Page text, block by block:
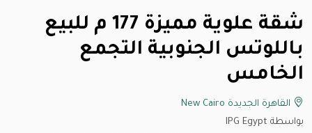
شقة علوية مميزة 177 م للبيع
باللوتس الجنوبية التجمع
الخامس
القاهرة الجديدة New Cairo
بواسطة IPG Egypt